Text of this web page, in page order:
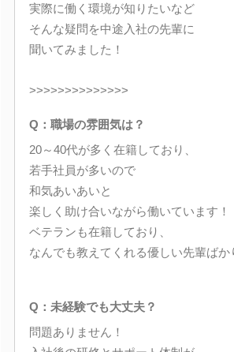
実際に働く環境が知りたいなど
そんな疑問を中途入社の先輩に
聞いてみました！
>>>>>>>>>>>>>>
Q：職場の雰囲気は？
20～40代が多く在籍しており、
若手社員が多いので
和気あいあいと
楽しく助け合いながら働いています！
ベテランも在籍しており、
なんでも教えてくれる優しい先輩ばか
Q：未経験でも大丈夫？
問題ありません！